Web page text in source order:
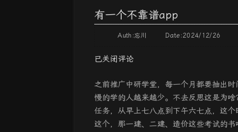
有一个不靠谱app
Auth:忘川 Date:2024/12/26
已关闭评论
之前推广中研学堂，每一个月都要抽出
慢的学的人越来越少。不去反思这是为
任务，从早上七八点到下午六七点，这
这个，那一建、二建、造价这些考试的